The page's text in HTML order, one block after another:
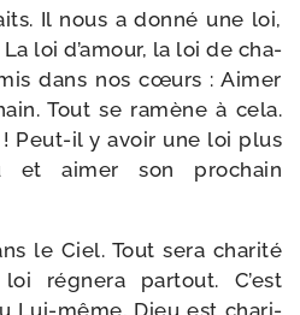
Il nous a don­né une loi,
loi d’amour, la loi de cha­
dans nos cœurs : Aimer
Tout se ramène à cela.
Peut-​il y avoir une loi plus
et aimer son pro­chain
le Ciel. Tout sera cha­ri­té
régne­ra par­tout. C’est
Lui-​même. Dieu est cha­ri­